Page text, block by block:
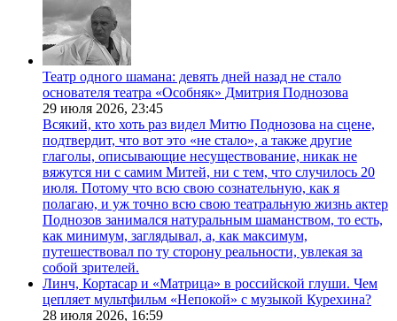
Театр одного шамана: девять дней назад не стало
основателя театра «Особняк» Дмитрия Поднозова
29 июля 2026, 23:45
Всякий, кто хоть раз видел Митю Поднозова на сцене,
подтвердит, что вот это «не стало», а также другие
глаголы, описывающие несуществование, никак не
вяжутся ни с самим Митей, ни с тем, что случилось 20
июля. Потому что всю свою сознательную, как я
полагаю, и уж точно всю свою театральную жизнь актер
Поднозов занимался натуральным шаманством, то есть,
как минимум, заглядывал, а, как максимум,
путешествовал по ту сторону реальности, увлекая за
собой зрителей.
Линч, Кортасар и «Матрица» в российской глуши. Чем
цепляет мультфильм «Непокой» с музыкой Курехина?
28 июля 2026, 16:59